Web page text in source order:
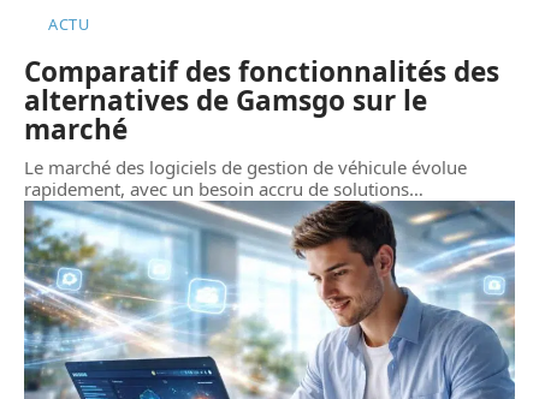
ACTU
Comparatif des fonctionnalités des
alternatives de Gamsgo sur le
marché
Le marché des logiciels de gestion de véhicule évolue
rapidement, avec un besoin accru de solutions…